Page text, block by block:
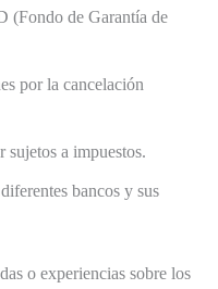
(Fondo de Garantía de
por la cancelación
sujetos a impuestos.
bancos y sus
o experiencias sobre los